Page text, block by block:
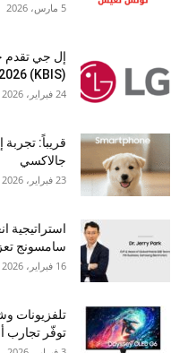
5 مارس، 2026
إل جي تقدم
(KBIS) 2026 بفلوريدا
24 فبراير، 2026
قريباً:
جالاكسي
23 فبراير، 2026
استراتيجية
سامسونج
16 فبراير، 2026
توفّر تجارب